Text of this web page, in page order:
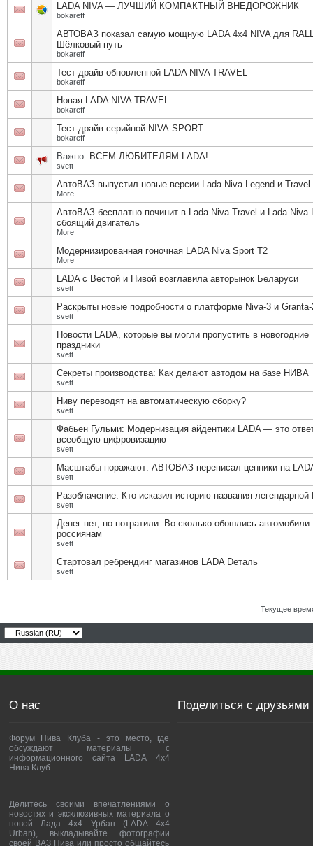
LADA NIVA — ЛУЧШИЙ КОМПАКТНЫЙ ВНЕДОРОЖНИК
bokareff
АВТОВАЗ показал самую мощную LADA 4x4 NIVA для
Шёлковый путь
bokareff
Тест-драйв обновленной LADA NIVA TRAVEL
bokareff
Новая LADA NIVA TRAVEL
bokareff
Тест-драйв серийной NIVA-SPORT
bokareff
Важно: ВСЕМ ЛЮБИТЕЛЯМ LADA!
svett
АвтоВАЗ выпустил новые версии Lada Niva Legend и Travel
More
АвтоВАЗ бесплатно починит в Lada Niva Travel и Lada Niva
сбоящий двигатель
More
Модернизированная гоночная LADA Niva Sport T2
More
LADA с Вестой и Нивой возглавила авторынок Беларуси
svett
Раскрыты новые подробности о платформе Niva-3 и Granta-
svett
Новости LADA, которые вы могли пропустить в новогодние
праздники
svett
Секреты производства: Как делают автодом на базе НИВА
svett
Ниву переводят на автоматическую сборку?
svett
Фабьен Гульми: Модернизация айдентики LADA — это
всеобщую цифровизацию
svett
Масштабы поражают: АВТОВАЗ переписал ценники на
svett
Разоблачение: Кто исказил историю названия
svett
Денег нет, но потратили: Во сколько обошлись автомобили
россиянам
svett
Стартовал ребрендинг магазинов LADA Dеталь
svett
Текущее
О нас
Форум Нива Клуба - это место, где
обсуждают материалы с
информационного сайта LADA 4x4
Нива Клуб.
Делитесь своими впечатлениями о
новостях и эксклюзивных материала о
новой Лада 4х4 Урбан (LADA 4x4
Urban), выкладывайте фотографии
своей ВАЗ Нива или просто общайтесь
Поделиться с друзьями